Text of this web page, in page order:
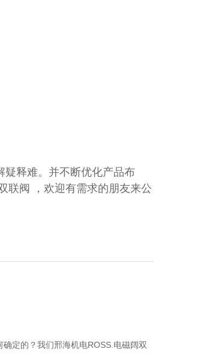
疑释难。并不断优化产品布
联阀 ，欢迎有需求的朋友来公
定的？我们邢海机电ROSS.电磁阔双